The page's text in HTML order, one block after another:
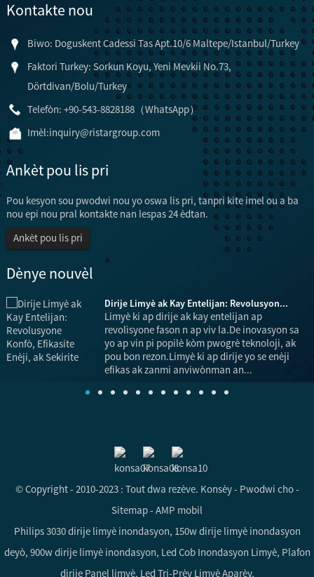
Kontakte nou
Biwo: Doguskent Cadessi Tas Apt.10/6 Maltepe/Istanbul/Turkey
Faktori Turkey: Sorkun Koyu, Yeni Mevkii No.73,
Dörtdivan/Bolu/Turkey
Telefòn: +90-543-8828188（WhatsApp）
Imèl:inquiry@ristargroup.com
Ankèt pou lis pri
Pou kesyon sou pwodwi nou yo oswa lis pri, tanpri kite imel ou a ba
nou epi nou pral kontakte nan lespas 24 èdtan.
Ankèt pou lis pri
Dènye nouvèl
Dirije Limyè ak Kay Entelijan: Revolusyon...
Limyè ki ap dirije ak kay entelijan ap
revolisyone fason n ap viv la.De inovasyon sa
yo ap vin pi popilè kòm pwogrè teknoloji, ak
pou bon rezon.Limyè ki ap dirije yo se enèji
efikas ak zanmi anviwònman an...
© Copyright - 2010-2023 : Tout dwa rezève. Konsèy- Pwodwi cho-
Sitemap- AMP mobil
Philips 3030 dirije limyè inondasyon, 150w dirije limyè inondasyon
deyò, 900w dirije limyè inondasyon, Led Cob Inondasyon Limyè, Plafon
dirije Panel limyè, Led Tri-Prèv Limyè Aparèy,